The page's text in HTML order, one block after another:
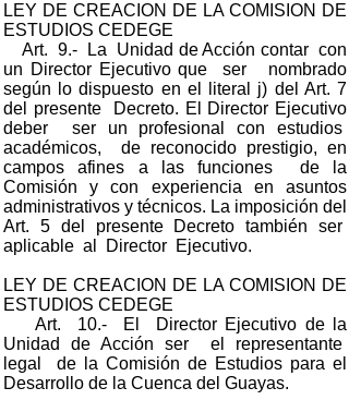
LEY DE CREACION DE LA COMISION DE
ESTUDIOS CEDEGE
Art. 9.- La Unidad de Acción contar con
un Director Ejecutivo que ser nombrado
según lo dispuesto en el literal j) del Art. 7
del presente Decreto. El Director Ejecutivo
deber ser un profesional con estudios
académicos, de reconocido prestigio, en
campos afines a las funciones de la
Comisión y con experiencia en asuntos
administrativos y técnicos. La imposición del
Art. 5 del presente Decreto también ser
aplicable al Director Ejecutivo.
LEY DE CREACION DE LA COMISION DE
ESTUDIOS CEDEGE
Art. 10.- El Director Ejecutivo de la
Unidad de Acción ser el representante
legal de la Comisión de Estudios para el
Desarrollo de la Cuenca del Guayas.